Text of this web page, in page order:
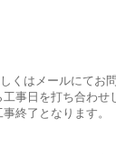
くはメールにてお
事日を打ち合わせ
事終了となります。